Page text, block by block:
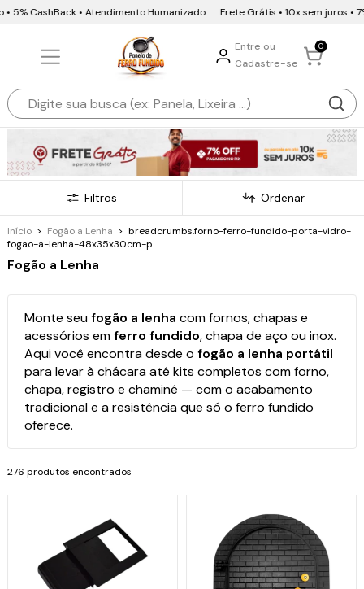
• Atendimento Humanizado Frete Grátis • 10x sem juros • 7% OFF
Entre ou
Cadastre-se
0
Filtros Ordenar
Início > Fogão a Lenha > breadcrumbs.forno-ferro-fundido-porta-vidro-
fogao-a-lenha-48x35x30cm-p
Fogão a Lenha
Monte seufogão a lenha com fornos, chapas e
acessórios emferro fundido, chapa de aço ou inox.
Aqui você encontra desde ofogão a lenha portátil
para levar à chácara até kits completos com forno,
chapa, registro e chaminé — com o acabamento
tradicional e a resistência que só o ferro fundido
oferece.
276 produtos encontrados